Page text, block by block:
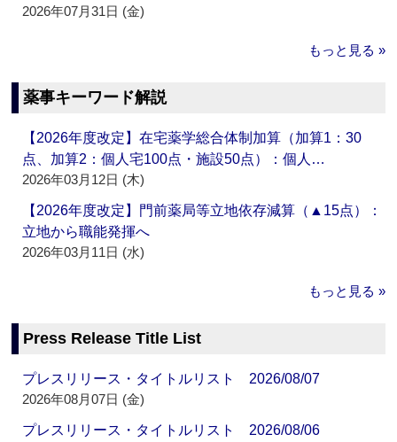
2026年07月31日 (金)
もっと見る »
薬事キーワード解説
【2026年度改定】在宅薬学総合体制加算（加算1：30
点、加算2：個人宅100点・施設50点）：個人…
2026年03月12日 (木)
【2026年度改定】門前薬局等立地依存減算（▲15点）：
立地から職能発揮へ
2026年03月11日 (水)
もっと見る »
Press Release Title List
プレスリリース・タイトルリスト 2026/08/07
2026年08月07日 (金)
プレスリリース・タイトルリスト 2026/08/06